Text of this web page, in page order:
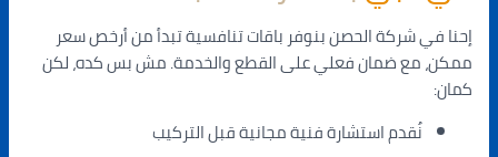
إحنا في شركة الحصن بنوفر باقات تنافسية تبدأ من أرخص سعر
ممكن، مع ضمان فعلي على القطع والخدمة. مش بس كده، لكن
كمان:
نُقدم استشارة فنية مجانية قبل التركيب